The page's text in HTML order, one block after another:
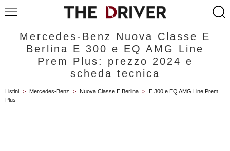
Mercedes-Benz Nuova Classe E
Berlina E 300 e EQ AMG Line
Prem Plus: prezzo 2024 e
scheda tecnica
Listini > Mercedes-Benz > Nuova Classe E Berlina >
E 300 e EQ AMG Line Prem
Plus